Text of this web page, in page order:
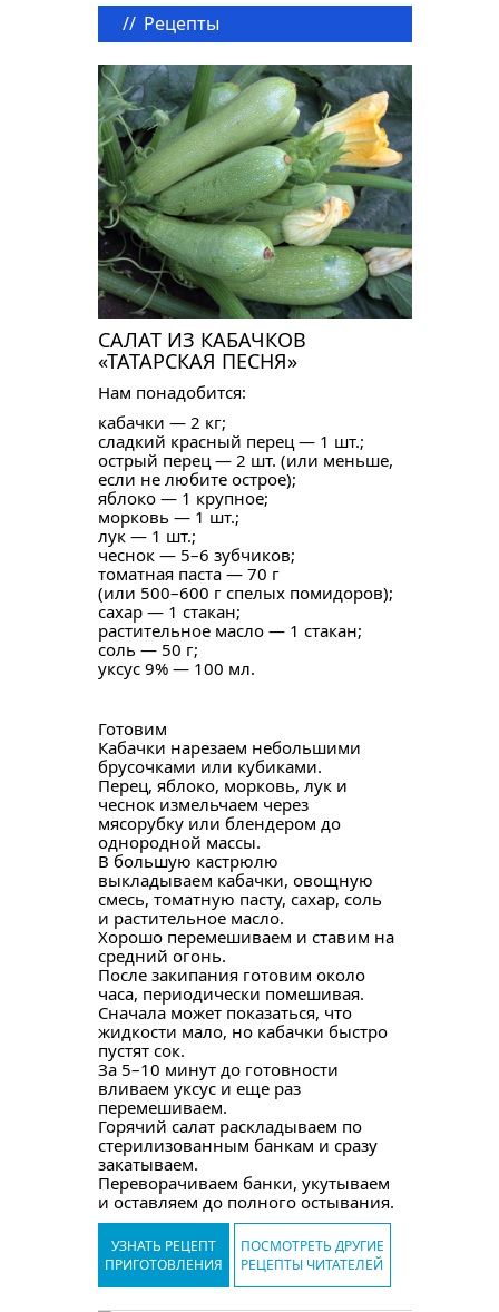
// Рецепты
САЛАТ ИЗ КАБАЧКОВ
«ТАТАРСКАЯ ПЕСНЯ»
Нам понадобится:
кабачки — 2 кг;
сладкий красный перец — 1 шт.;
острый перец — 2 шт. (или меньше,
если не любите острое);
яблоко — 1 крупное;
морковь — 1 шт.;
лук — 1 шт.;
чеснок — 5–6 зубчиков;
томатная паста — 70 г
(или 500–600 г спелых помидоров);
сахар — 1 стакан;
растительное масло — 1 стакан;
соль — 50 г;
уксус 9% — 100 мл.
Готовим
Кабачки нарезаем небольшими
брусочками или кубиками.
Перец, яблоко, морковь, лук и
чеснок измельчаем через
мясорубку или блендером до
однородной массы.
В большую кастрюлю
выкладываем кабачки, овощную
смесь, томатную пасту, сахар, соль
и растительное масло.
Хорошо перемешиваем и ставим на
средний огонь.
После закипания готовим около
часа, периодически помешивая.
Сначала может показаться, что
жидкости мало, но кабачки быстро
пустят сок.
За 5–10 минут до готовности
вливаем уксус и еще раз
перемешиваем.
Горячий салат раскладываем по
стерилизованным банкам и сразу
закатываем.
Переворачиваем банки, укутываем
и оставляем до полного остывания.
УЗНАТЬ РЕЦЕПТ
ПРИГОТОВЛЕНИЯ
ПОСМОТРЕТЬ ДРУГИЕ
РЕЦЕПТЫ ЧИТАТЕЛЕЙ